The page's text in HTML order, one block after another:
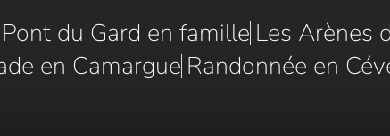
du Gard en famille Les Arènes
en Camargue Randonnée en